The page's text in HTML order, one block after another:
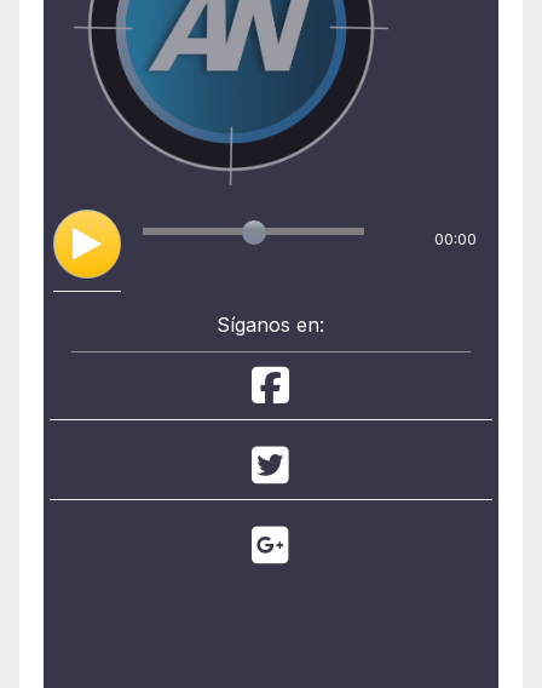
00:00
Síganos en: